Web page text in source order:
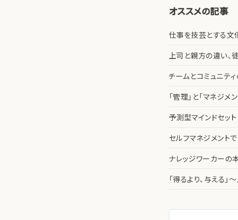
オススメの記事
仕事を技芸とする文
上司と親方の違い
チームとコミュニテ
「管理」と「マネジ
予測型マインドセッ
セルフマネジメント
ナレッジワーカー
「得るより、与える